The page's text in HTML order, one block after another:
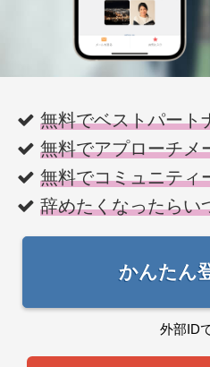
無料でベストパート
無料でアプローチメ
無料でコミュニティ
辞めたくなったらい
かんたん
外部ID